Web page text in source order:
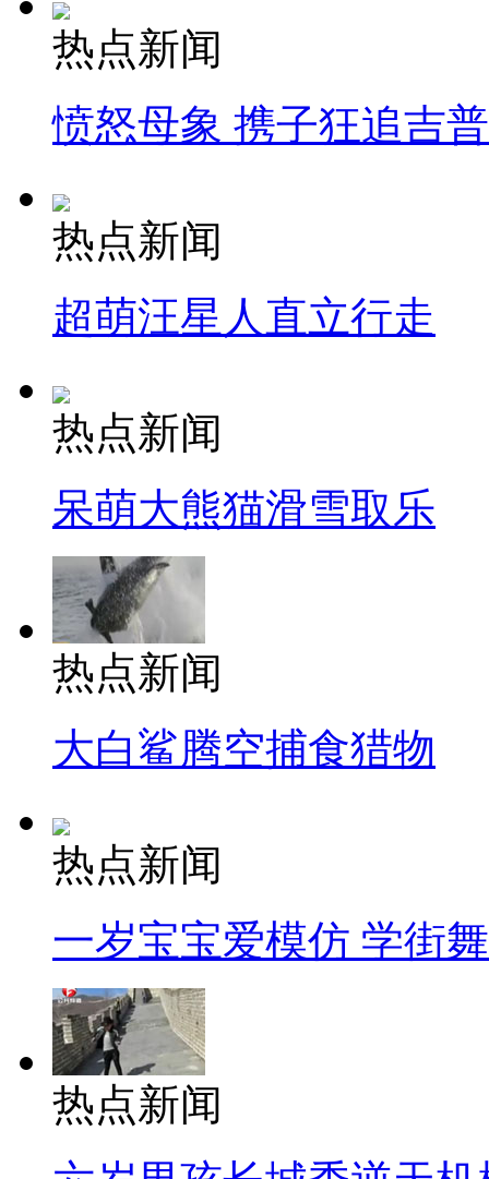
热点新闻
愤怒母象 携子狂追吉
热点新闻
超萌汪星人直立行走
热点新闻
呆萌大熊猫滑雪取乐
热点新闻
大白鲨腾空捕食猎物
热点新闻
一岁宝宝爱模仿 学街
热点新闻